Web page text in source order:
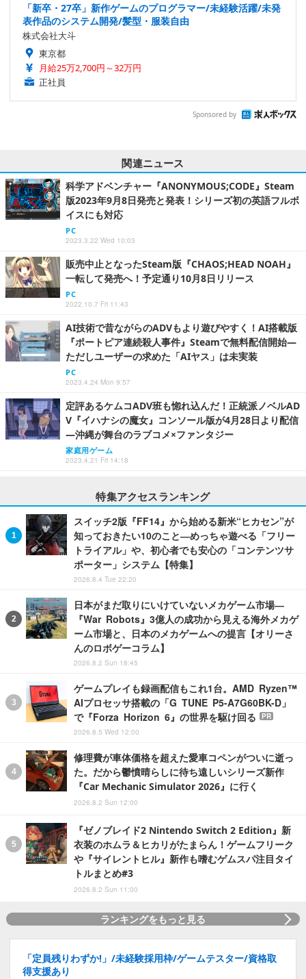
「新卒・27卒」新作ゲームのプログラマー/未経験活躍/未発
表作品のシステム開発/髪型・服装自由
株式会社大斗
東京都
月給25万2,700円～32万円
正社員
Sponsored by
関連ニュース
科学アドベンチャー『ANONYMOUS;CODE』Steam
版2023年9月8日発売と発表！シリーズ初の英語フルボ
イスにも対応
PC
2023.3.22 Wed 10:03
販売中止となったSteam版『CHAOS;HEAD NOAH』
一転して発売へ！予定通り10月8日リリース
PC
2022.10.7 Fri 11:43
AI技術で昔ながらのADVもより遊びやすく！AI搭載版
『ポートピア連続殺人事件』Steamで無料配信開始―
ただしユーザーの求めた「AIヤス」は未実装
PC
2023.4.24 Mon 9:57
定評あるケムコADV班も惚れ込んだ！正統派ノベルAD
V『イハナシの魔女』コンソール版が4月28日より配信
―沖縄が舞台のラブコメ×ファンタジー
家庭用ゲーム
2023.4.21 Fri 14:18
特集アクセスランキング
スイッチ2版『FF14』から始める新米“ヒカセン”が
知っておきたい10のこと―めっちゃ遊べる「フリー
トライアル」や、初心者でも安心の「コンテンツサ
ポーター」システム【特集】
2026.8.4 Tue 22:20
日本がまだ取りにいけていないメカゲーム市場―
『War Robots』3億人の成功から見える海外メカゲ
ーム市場と、日本のメカゲームへの提言【オリーさ
んのロボゲーコラム】
2026.8.2 Sun 18:45
ゲームプレイも録画配信もこれ1台。AMD Ryzen™
AIプロセッサ搭載の「G TUNE P5-A7G60BK-D」
で『Forza Horizon 6』の世界を駆け回る
PR
2026.8.5 Wed 12:00
修理費が車体価格を超えた愛車コペンがついに逝っ
た。だから鬱憤晴らしに待ち遠しいシリーズ新作
『Car Mechanic Simulator 2026』に行く
2026.8.2 Sun 12:00
『ゼノブレイド2 Nintendo Switch 2 Edition』新
衣装のホムラ＆ヒカリがたまらん！ゲームフリーク
や『サイレントヒル』新作も嗜むゲムスパ注目タイ
トルまとめ#3
2026.8.2 Sun 11:00
ランキングをもっと見る
「定員残りわずか!」/未経験採用枠/ゲームテスター/資格取
得支援あり